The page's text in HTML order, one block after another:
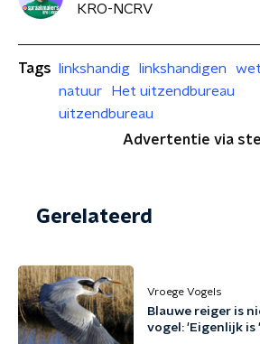
KRO-NCRV
Tags linkshandig linkshandigen
natuur
Het uitzendbureau
uitzendbureau
Advertentie via
Gerelateerd
Vroege Vogels
Blauwe reiger is
vogel: 'Eigenlijk